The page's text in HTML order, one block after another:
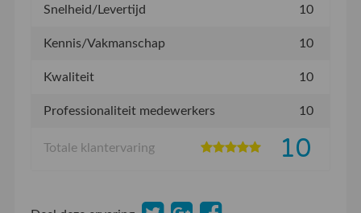
Snelheid/Levertijd 10
Kennis/Vakmanschap 10
Kwaliteit 10
Professionaliteit medewerkers 10
Totale klantervaring 10